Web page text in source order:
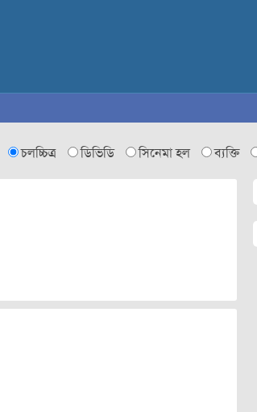
চলচ্চিত্র ডিভিডি সিনেমা হল ব্যক্তি